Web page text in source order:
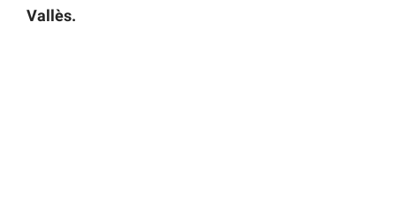
Vallès.